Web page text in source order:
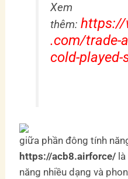
Xem
thêm:https://
.com/trade-
cold-
giữa phần đông tính
https://acb8.airforce/
năng nhiều dạng và